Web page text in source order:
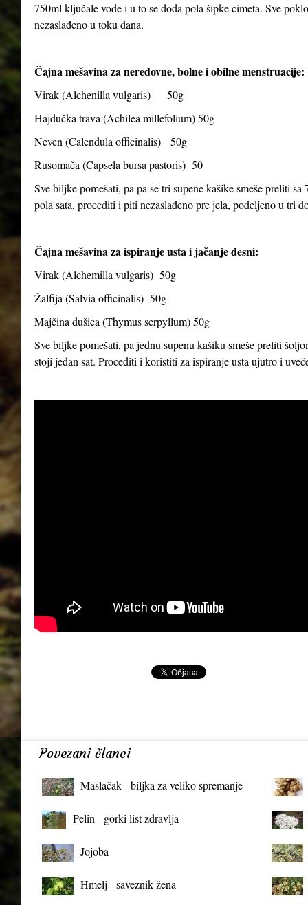
750ml ključale vode i u to se doda pola šipke cimeta. Sve
nezaslađeno u toku dana.
Čajna mešavina za neredovne, bolne i obilne menstruacije:
Virak (Alchenilla vulgaris) 50g
Hajdučka trava (Achilea millefolium) 50g
Neven (Calendula officinalis) 50g
Rusomača (Capsela bursa pastoris) 50
Sve biljke pomešati, pa pa se tri supene kašike smeše preliti
pola sata, procediti i piti nezaslađeno pre jela, podeljeno u tri
Čajna mešavina za ispiranje usta i jačanje desni:
Virak (Alchemilla vulgaris) 50g
Žalfija (Salvia officinalis) 50g
Majčina dušica (Thymus serpyllum) 50g
Sve biljke pomešati, pa jednu supenu kašiku smeše preliti
stoji jedan sat. Procediti i koristiti za ispiranje usta ujutro i
Povezani članci
Maslačak - biljka za veliko spremanje
Pelin - gorki list zdravlja
Jojoba
Hmelj - saveznik žena